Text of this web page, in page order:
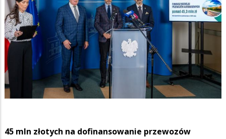
45 mln złotych na dofinansowanie przewozów